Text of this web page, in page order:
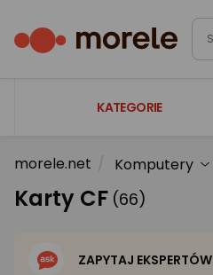
KATEGORIE
Laptopy
Komputery
Gaming
morele.net Komputery
Karty CF (66)
ZAPYTAJ EKSPERTÓW